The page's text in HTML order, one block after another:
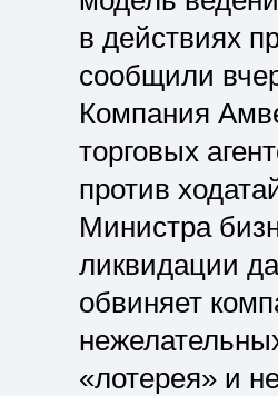
в действиях
сообщили
Компания
торговых
против
Министра
ликвидации
обвиняет
«лотерея» и